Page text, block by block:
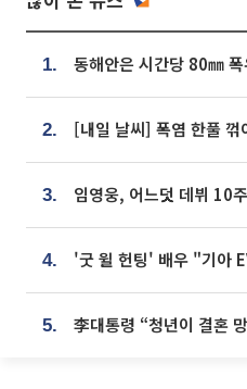
1.
2.
3.
4.
5.